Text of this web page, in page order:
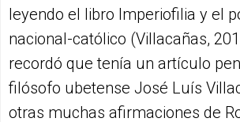
leyendo el libro Imperiofilia y el
nacional-católico (Villacañas,
recordó que tenía un artículo
filósofo ubetense José Luís
otras muchas afirmaciones de